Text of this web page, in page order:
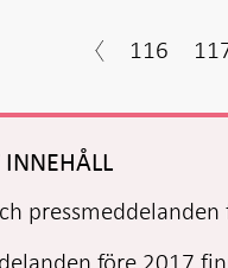
116
INNEHÅLL